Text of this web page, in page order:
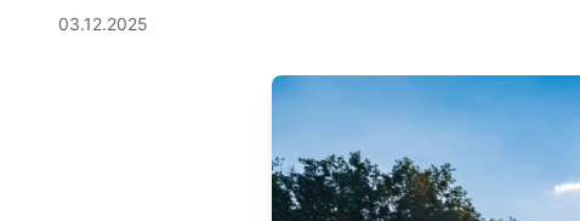
03.12.2025